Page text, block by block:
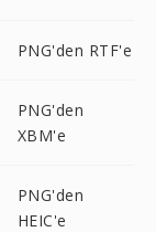
PNG'den RTF'e
PNG'den
XBM'e
PNG'den
HEIC'e